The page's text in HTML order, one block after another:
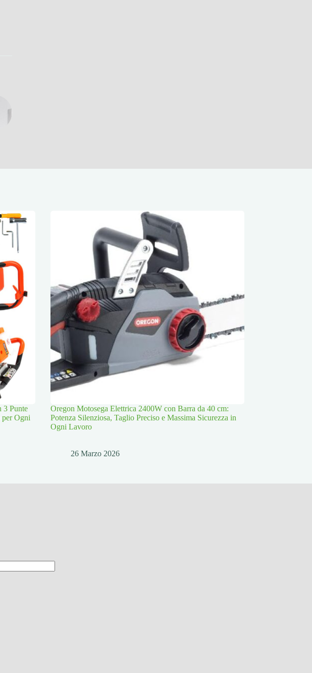
3 Punte
per Ogni
Oregon Motosega Elettrica 2400W con Barra da 40 cm:
Potenza Silenziosa, Taglio Preciso e Massima Sicurezza in
Ogni Lavoro
26 Marzo 2026